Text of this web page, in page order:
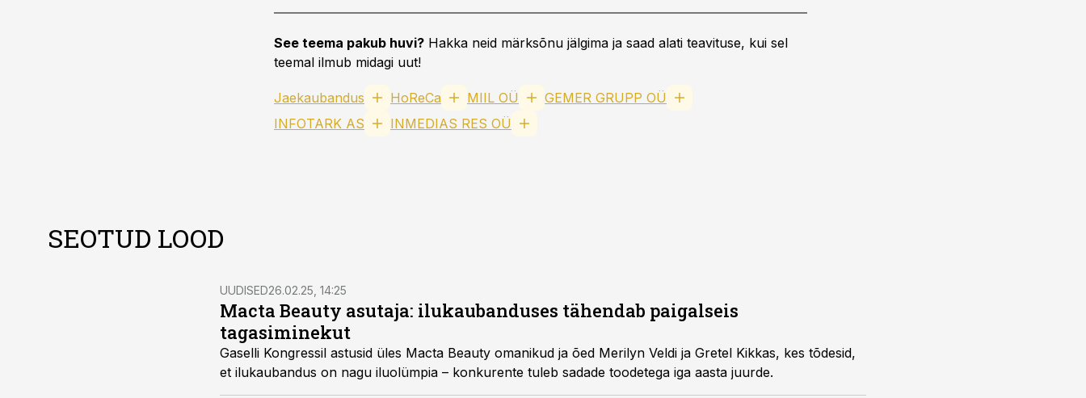
See teema pakub huvi? Hakka neid märksõnu jälgima ja saad alati teavituse, kui sel
teemal ilmub midagi uut!
Jaekaubandus HoReCa MIIL OÜ
GEMER GRUPP OÜ
INFOTARK AS
INMEDIAS RES OÜ
SEOTUD LOOD
UUDISED26.02.25, 14:25
Macta Beauty asutaja: ilukaubanduses tähendab paigalseis
tagasiminekut
Gaselli Kongressil astusid üles Macta Beauty omanikud ja õed Merilyn Veldi ja Gretel Kikkas, kes tõdesid,
et ilukaubandus on nagu iluolümpia – konkurente tuleb sadade toodetega iga aasta juurde.